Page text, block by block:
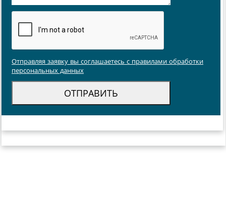
Отправляя заявку вы соглашаетесь с правилами обработки
персональных данных